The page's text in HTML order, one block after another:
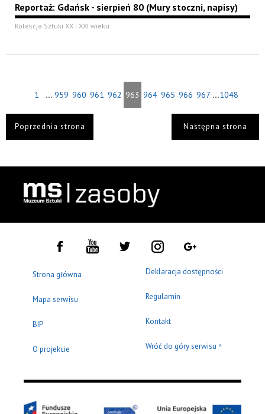
Reportaż: Gdańsk - sierpień 80 (Mury stoczni, napisy)
Kolekcja Sztuki XX i XXI wieku
1 ... 959 960 961 962 963 964 965 966 967 ...1048
Poprzednia strona Następna strona
Strona główna
Mapa serwisu
BIP
O projekcie
Deklaracja dostępności
Regulamin
Kontakt
Wróć do góry serwisu ^